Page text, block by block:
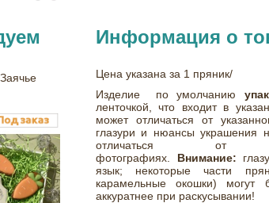
Информация о
Цена указана за 1 пряник/
Изделие по умолчанию
ленточкой, что входит в
может отличаться от
глазури и нюансы украшения
отличаться от
фотографиях. Внимание:
язык; некоторые части
карамельные окошки) могут
аккуратнее при раскусывании!